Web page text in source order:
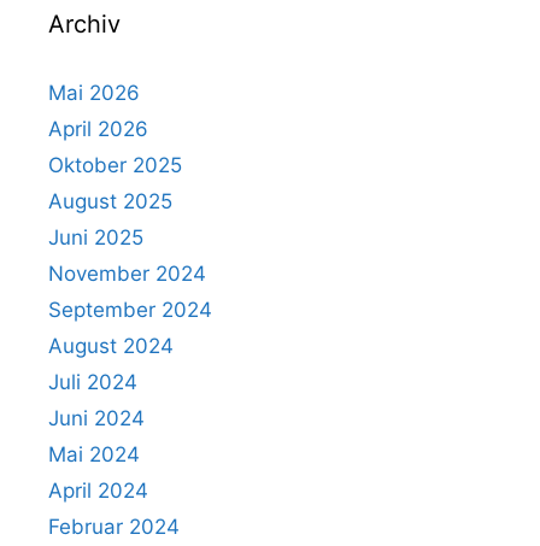
Archiv
Mai 2026
April 2026
Oktober 2025
August 2025
Juni 2025
November 2024
September 2024
August 2024
Juli 2024
Juni 2024
Mai 2024
April 2024
Februar 2024